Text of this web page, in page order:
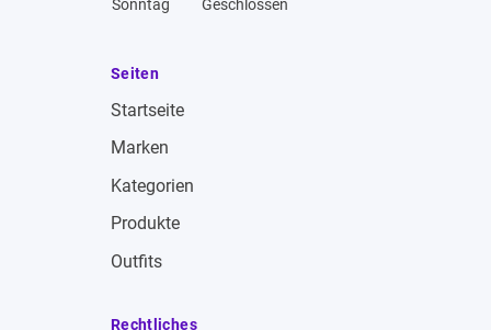
Sonntag
Geschlossen
Seiten
Startseite
Marken
Kategorien
Produkte
Outfits
Rechtliches